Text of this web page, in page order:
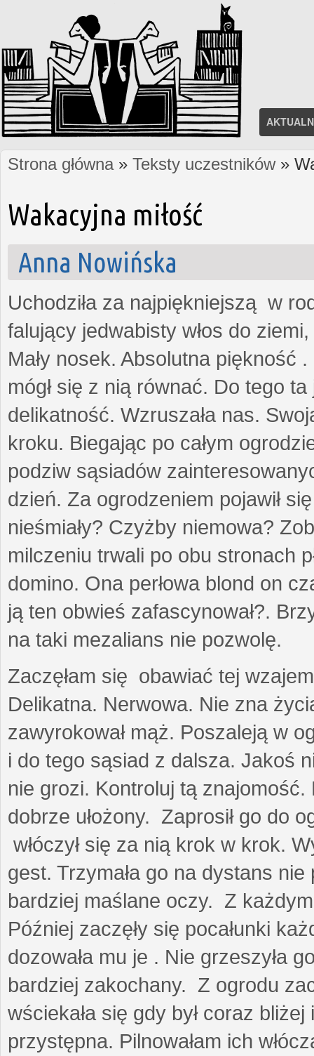
Jesteś tutaj
Strona główna» Teksty uczestników»
Wakacyjna miłość
Anna Nowińska
Uchodziła za najpiękniejszą w
falujący jedwabisty włos do
Mały nosek. Absolutna piękność
mógł się z nią równać. Do tego
delikatność. Wzruszała nas.
kroku. Biegając po całym
podziw sąsiadów
dzień. Za ogrodzeniem pojawił
nieśmiały? Czyżby niemowa?
milczeniu trwali po obu stronach
domino. Ona perłowa blond on
ją ten obwieś zafascynował?.
na taki mezalians nie pozwolę.
Zaczęłam się obawiać tej
Delikatna. Nerwowa. Nie zna
zawyrokował mąż. Poszaleją w
i do tego sąsiad z dalsza. Jakoś
nie grozi. Kontroluj tą
dobrze ułożony. Zaprosił go do
włóczył się za nią krok w krok.
gest. Trzymała go na dystans
bardziej maślane oczy. Z
Później zaczęły się pocałunki
dozowała mu je . Nie grzeszyła
bardziej zakochany. Z ogrodu
wściekała się gdy był coraz
przystępna. Pilnowałam ich